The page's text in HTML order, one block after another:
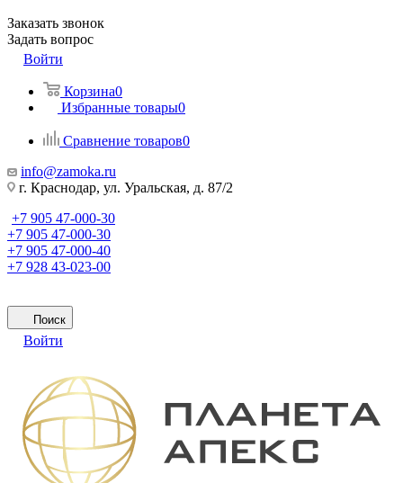
Заказать звонок
Задать вопрос
Войти
Корзина0
Избранные товары0
Сравнение товаров0
info@zamoka.ru
г. Краснодар, ул. Уральская, д. 87/2
+7 905 47-000-30
+7 905 47-000-30
+7 905 47-000-40
+7 928 43-023-00
Поиск
Войти